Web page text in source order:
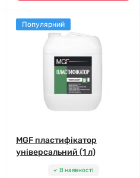
Популярний
MGF пластифікатор
універсальний (1 л)
В наявності